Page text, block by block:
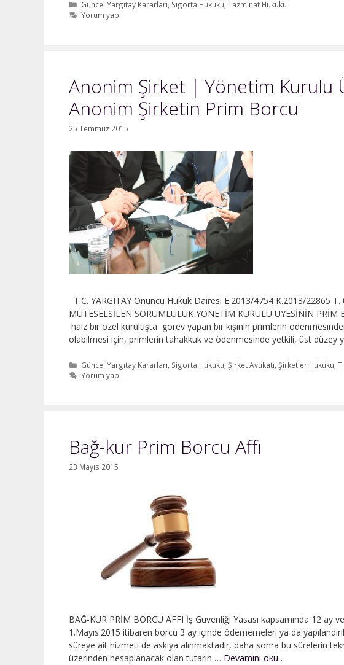
Kategoriler
Güncel Yargıtay Kararları Sigorta Hukuku ,Tazminat Hukuku
Yorum yap
Anonim Şirket | Yönetim Kurulu
Anonim Şirketin Prim Borcu
25 Temmuz 2015
T.C. YARGITAY Onuncu Hukuk Dairesi E.2013/4754 K.2013/22865
MÜTESELSİLEN SORUMLULUK YÖNETİM KURULU ÜYESİNİN
haiz bir özel kuruluşta görev yapan bir kişinin primlerin
olabilmesi için, primlerin tahakkuk ve ödenmesinde yetkili, üst düzey
Kategoriler
Güncel Yargıtay Kararları, Sigorta Hukuku,Şirket Avukatı,Şirketler Hukuku,
Yorum yap
Bağ-kur Prim Borcu Affı
23 Mayıs 2015
BAĞ-KUR PRİM BORCU AFFI İş Güvenliği Yasası kapsamında 12
1.Mayıs.2015 itibaren borcu 3 ay içinde ödememeleri ya da
süreye ait hizmeti de askıya alınmaktadır, daha sonra bu sürelerin
üzerinden hesaplanacak olan tutarın … Devamını oku…